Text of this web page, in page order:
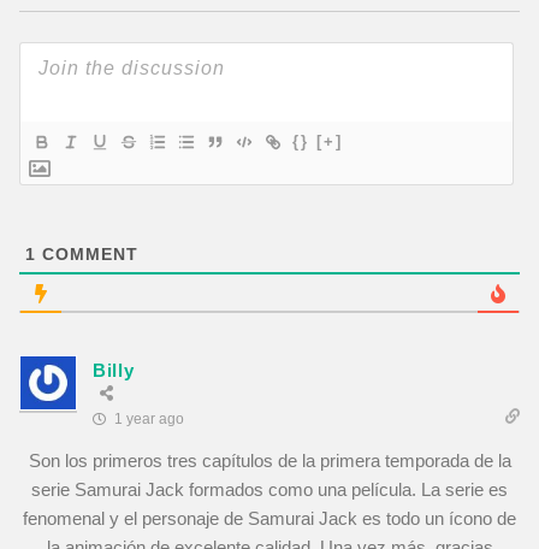
{} [+]
1 COMMENT
Billy
1 year ago
Son los primeros tres capítulos de la primera temporada de la
serie Samurai Jack formados como una película. La serie es
fenomenal y el personaje de Samurai Jack es todo un ícono de